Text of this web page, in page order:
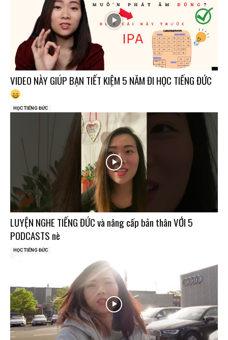
VIDEO NÀY GIÚP BẠN TIẾT KIỆM 5 NĂM ĐI HỌC TIẾNG ĐỨC
HỌC TIẾNG ĐỨC
LUYỆN NGHE TIẾNG ĐỨC và nâng cấp bản thân VỚI 5
PODCASTS nè
HỌC TIẾNG ĐỨC